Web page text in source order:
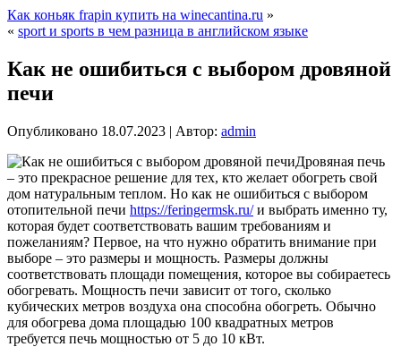
Как коньяк frapin купить на winecantina.ru »
« sport и sports в чем разница в английском языке
Как не ошибиться с выбором дровяной
печи
Опубликовано 18.07.2023 | Автор: admin
Дровяная печь
– это прекрасное решение для тех, кто желает обогреть свой
дом натуральным теплом. Но как не ошибиться с выбором
отопительной печи https://feringermsk.ru/и выбрать именно ту,
которая будет соответствовать вашим требованиям и
пожеланиям? Первое, на что нужно обратить внимание при
выборе – это размеры и мощность. Размеры должны
соответствовать площади помещения, которое вы собираетесь
обогревать. Мощность печи зависит от того, сколько
кубических метров воздуха она способна обогреть. Обычно
для обогрева дома площадью 100 квадратных метров
требуется печь мощностью от 5 до 10 кВт.